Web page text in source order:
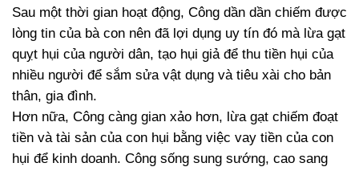
Sau một thời gian hoạt động, Công dần dần chiếm được
lòng tin của bà con nên đã lợi dụng uy tín đó mà lừa gạt
quỵt hụi của người dân, tạo hụi giả để thu tiền hụi của
nhiều người để sắm sửa vật dụng và tiêu xài cho bản
thân, gia đình.
Hơn nữa, Công càng gian xảo hơn, lừa gạt chiếm đoạt
tiền và tài sản của con hụi bằng việc vay tiền của con
hụi để kinh doanh. Công sống sung sướng, cao sang